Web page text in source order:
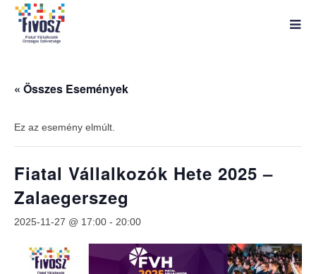
« Összes Események
Ez az esemény elmúlt.
Fiatal Vállalkozók Hete 2025 –
Zalaegerszeg
2025-11-27 @ 17:00 - 20:00